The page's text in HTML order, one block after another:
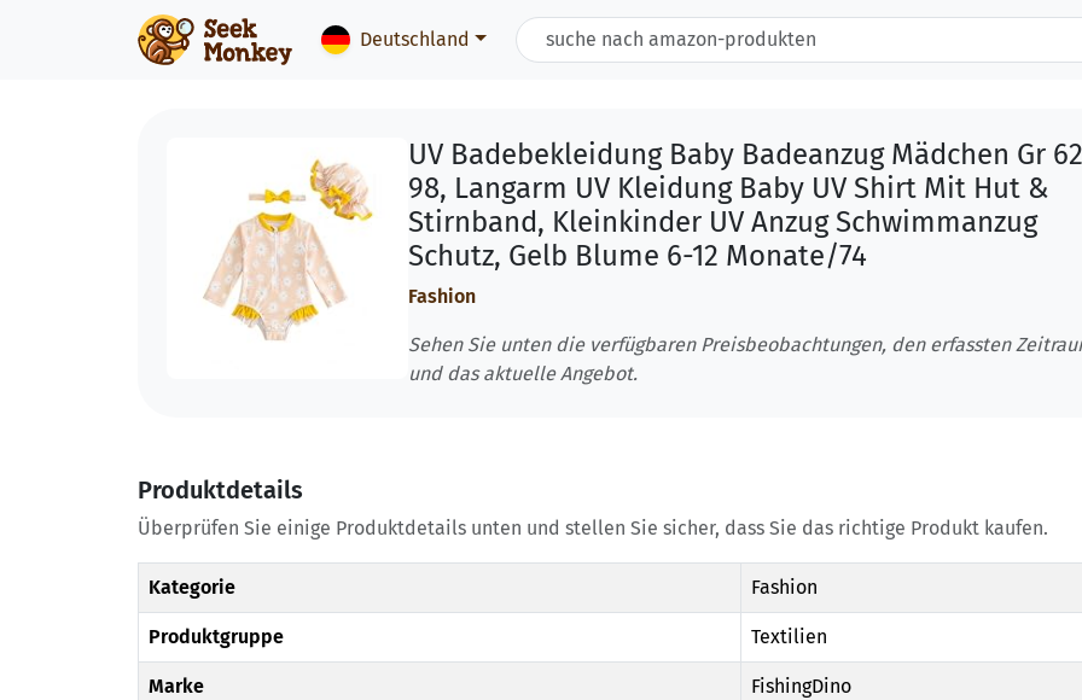
Deutschland
UV Badebekleidung Baby Badeanzug Mädchen Gr
98, Langarm UV Kleidung Baby UV Shirt Mit Hut &
Stirnband, Kleinkinder UV Anzug Schwimmanzug
Schutz, Gelb Blume 6-12 Monate/74
Fashion
Sehen Sie unten die verfügbaren Preisbeobachtungen, den erfassten
und das aktuelle Angebot.
Produktdetails
Überprüfen Sie einige Produktdetails unten und stellen Sie sicher, dass Sie das richtige Produkt kaufen.
Kategorie Fashion
Produktgruppe Textilien
Marke FishingDino